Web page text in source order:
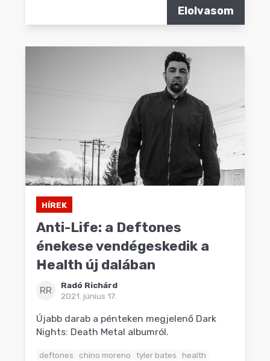
Elolvasom
HÍREK
Anti-Life: a Deftones
énekese vendégeskedik a
Health új dalában
RR
Radó Richárd
2021. június 17.
Újabb darab a pénteken megjelenő Dark
Nights: Death Metal albumról.
deftones chino moreno tyler bates health